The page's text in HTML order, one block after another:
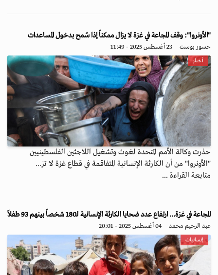
"الأونروا": وقف المجاعة في غزة لا يزال ممكناً إذا سُمح بدخول المساعدات
جسور بوست 23 أغسطس 2025 - 11:49
أخبار
حذرت وكالة الأمم المتحدة لغوث وتشغيل اللاجئين الفلسطينيين
"الأونروا" من أن الكارثة الإنسانية المتفاقمة في قطاع غزة لا تز...
متابعة القراءة ...
المجاعة في غزة… ارتفاع عدد ضحايا الكارثة الإنسانية لـ180 شخصاً بينهم 93 طفلاً
عبد الرحيم محمد 04 أغسطس 2025 - 20:01
إنسانيات